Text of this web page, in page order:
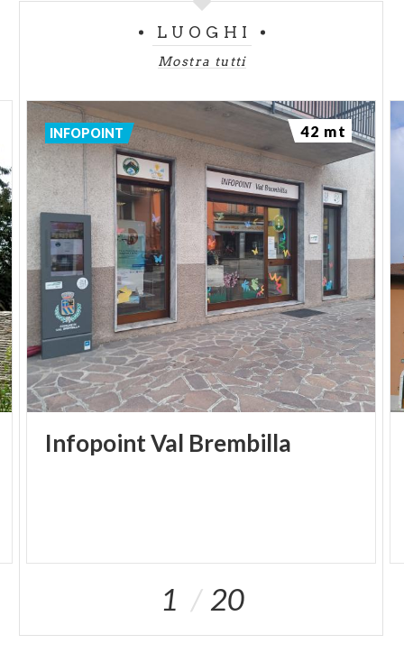
LUOGHI
Mostra tutti
InfopointVal Brembilla
INFOPOINT 42 mt
1 20